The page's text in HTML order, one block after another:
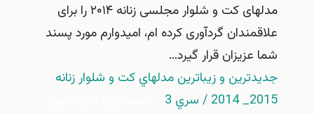
مدلهای کت و شلوار مجلسی زنانه ۲۰۱۴ را برای
علاقمندان گردآوری کرده ام، امیدوارم مورد پسند
شما عزیزان قرار گیرد…
جديدترين و زيباترين مدلهاي كت و شلوار زنانه
2015_ 2014 / سري 3